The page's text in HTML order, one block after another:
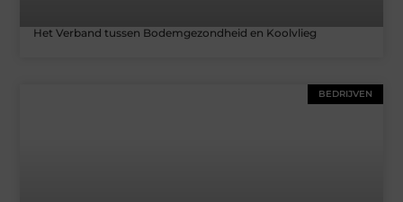
Het Verband tussen Bodemgezondheid en Koolvlieg
BEDRIJVEN